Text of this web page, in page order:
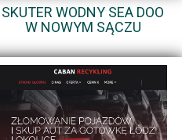
SKUTER WODNY SEA DOO
W NOWYM SĄCZU